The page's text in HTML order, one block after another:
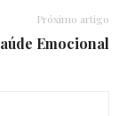
Próximo artigo
Emocional